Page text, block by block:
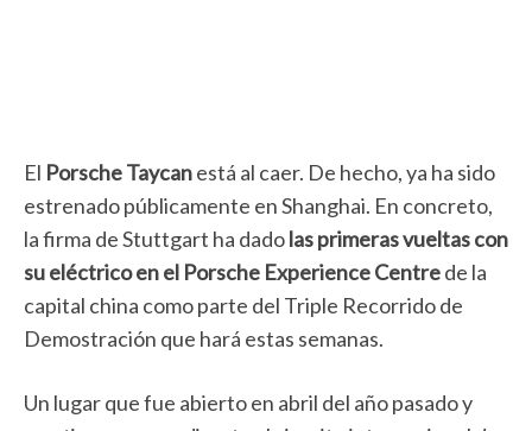
El Porsche Taycanestá al caer. De hecho, ya ha sido
estrenado públicamente en Shanghai. En concreto,
la firma de Stuttgart ha dadolas primeras vueltas con
su eléctrico en el Porsche Experience Centrede la
capital china como parte del Triple Recorrido de
Demostración que hará estas semanas.
Un lugar que fue abierto en abril del año pasado y